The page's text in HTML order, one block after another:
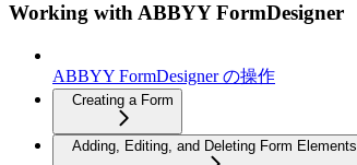
Working with ABBYY FormDesigner
ABBYY FormDesigner の操作
Creating a Form
Adding, Editing, and Deleting Form Elements